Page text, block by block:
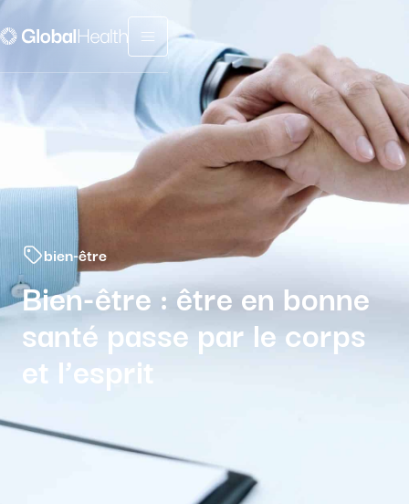
Menu fermé
bien-être
Bien-être : être en bonne
santé passe par le corps
et l’esprit